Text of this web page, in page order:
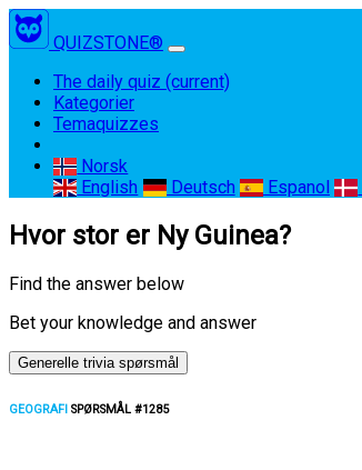
QUIZSTONE®
The daily quiz (current)
Kategorier
Temaquizzes
Norsk
English
Deutsch Espanol
Hvor stor er Ny Guinea?
Find the answer below
Bet your knowledge and answer
Generelle trivia spørsmål
GEOGRAFI SPØRSMÅL #1285